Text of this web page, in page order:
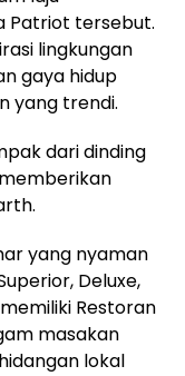
Patriot tersebut.
lingkungan
gaya hidup
yang trendi.
dari dinding
yang nyaman
Deluxe,
Restoran
masakan
lokal